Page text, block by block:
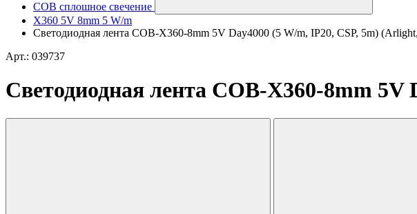
COB сплошное свечение
X360 5V 8mm 5 W/m
Светодиодная лента COB-X360-8mm 5V Day4000 (5 W/m, IP20, CSP, 5m)
Арт.: 039737
Светодиодная лента COB-X360-8mm